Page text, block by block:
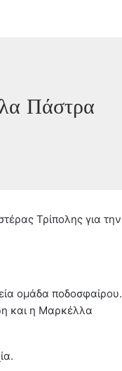
Πάστρα
Τρίπολης για την
ομάδα ποδοσφαίρου.
και η Μαρκέλλα